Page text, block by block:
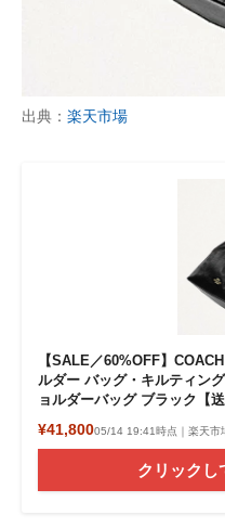
出典： 楽天市場
【SALE／60%OFF】
ルダー バッグ・キルティン
ョルダーバッグ ブラック【送
¥41,80005/14 19:41時点｜楽天市
クリックし